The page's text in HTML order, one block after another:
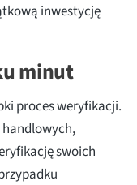
inwestycję
minut
proces weryfikacji.
swoich